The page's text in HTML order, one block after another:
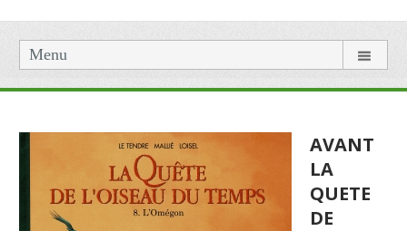
Menu
AVANT
LA
QUETE
DE